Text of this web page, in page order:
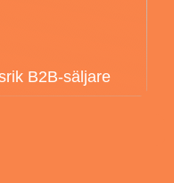
B2B-säljare